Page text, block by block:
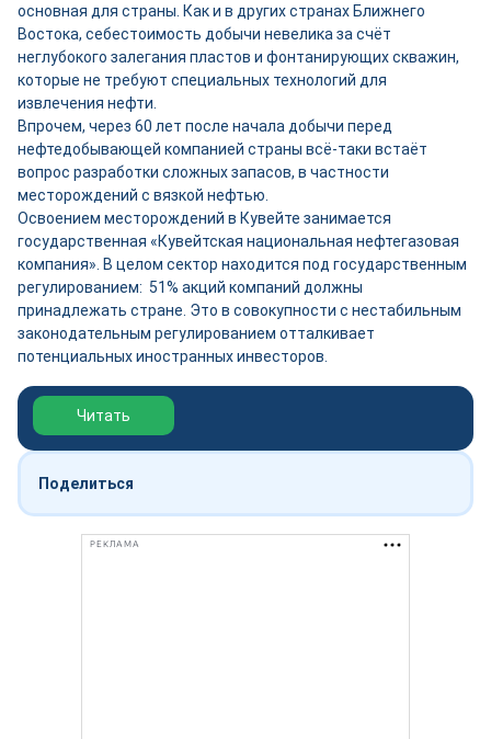
основная для страны. Как и в других странах Ближнего
Востока, себестоимость добычи невелика за счёт
неглубокого залегания пластов и фонтанирующих скважин,
которые не требуют специальных технологий для
извлечения нефти.
Впрочем, через 60 лет после начала добычи перед
нефтедобывающей компанией страны всё-таки встаёт
вопрос разработки сложных запасов, в частности
месторождений с вязкой нефтью.
Освоением месторождений в Кувейте занимается
государственная «Кувейтская национальная нефтегазовая
компания». В целом сектор находится под государственным
регулированием: 51% акций компаний должны
принадлежать стране. Это в совокупности с нестабильным
законодательным регулированием отталкивает
потенциальных иностранных инвесторов.
Обзор выставки Нефтегаз-2026
Читать
Поделиться
РЕКЛАМА